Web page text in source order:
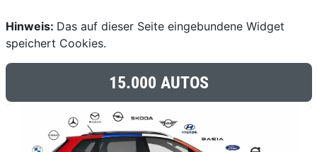
Hinweis: Das auf dieser Seite eingebundene Widget
speichert Cookies.
15.000 AUTOS